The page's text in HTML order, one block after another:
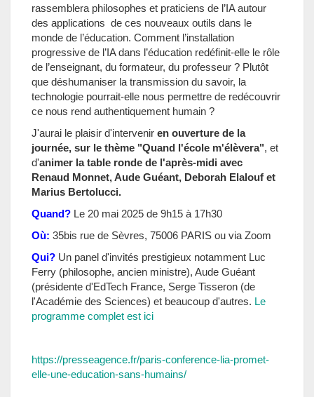
rassemblera philosophes et praticiens de l’IA autour
des applications de ces nouveaux outils dans le
monde de l’éducation. Comment l’installation
progressive de l’IA dans l’éducation redéfinit-elle le rôle
de l’enseignant, du formateur, du professeur ? Plutôt
que déshumaniser la transmission du savoir, la
technologie pourrait-elle nous permettre de redécouvrir
ce nous rend authentiquement humain ?
J'aurai le plaisir d'intervenir en ouverture de la
journée, sur le thème "Quand l'école m'élèvera", et
d'animer la table ronde de l'après-midi avec
Renaud Monnet, Aude Guéant, Deborah Elalouf et
Marius Bertolucci.
Quand? Le 20 mai 2025 de 9h15 à 17h30
Où: 35bis rue de Sèvres, 75006 PARIS ou via Zoom
Qui? Un panel d'invités prestigieux notamment Luc
Ferry (philosophe, ancien ministre), Aude Guéant
(présidente d'EdTech France, Serge Tisseron (de
l'Académie des Sciences) et beaucoup d'autres. Le
programme complet est ici
https://presseagence.fr/paris-conference-lia-promet-
elle-une-education-sans-humains/